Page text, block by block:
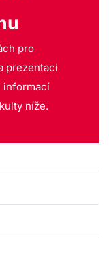
pro
prezentaci
informací
níže.